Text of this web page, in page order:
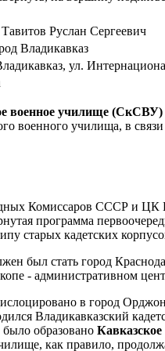
Тавитов Руслан Сергеевич
Владикавказ
ул.
военное училище (СкСВУ)
военного училища, в
Комиссаров СССР и
программа
старых кадетских
был стать город
- административном
в город
Владикавказский
образовано
как правило,